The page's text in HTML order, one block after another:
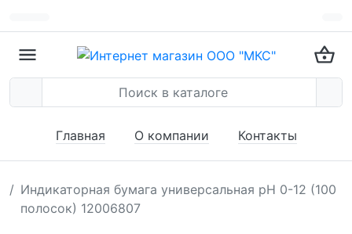
Главная О компании Контакты
Индикаторная бумага универсальная pH 0-12 (100
полосок) 12006807